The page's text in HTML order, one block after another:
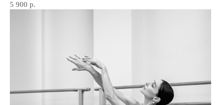
5 900 р.